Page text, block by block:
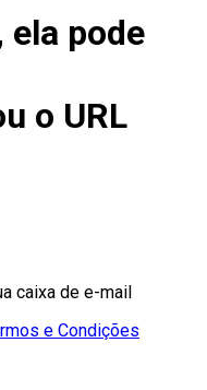
pode
o URL
caixa de e-mail
e Condições